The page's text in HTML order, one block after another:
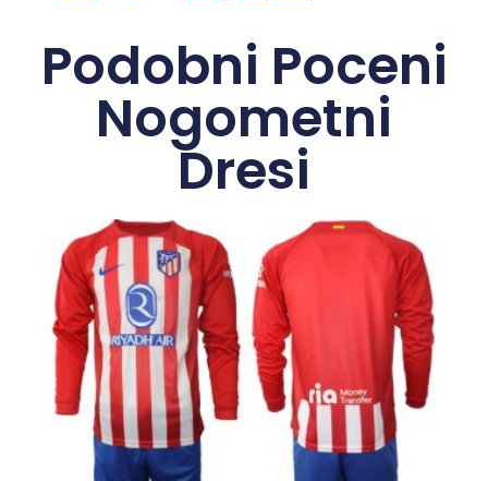
Podobni Poceni
Nogometni
Dresi